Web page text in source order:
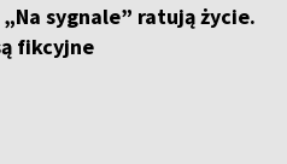
sygnale” ratują życie.
fikcyjne